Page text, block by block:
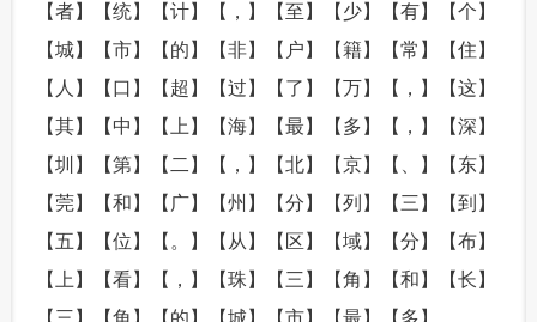
【者】【统】【计】【，】【至】【少】【有】【个】
【城】【市】【的】【非】【户】【籍】【常】【住】
【人】【口】【超】【过】【了】【万】【，】【这】
【其】【中】【上】【海】【最】【多】【，】【深】
【圳】【第】【二】【，】【北】【京】【、】【东】
【莞】【和】【广】【州】【分】【列】【三】【到】
【五】【位】【。】【从】【区】【域】【分】【布】
【上】【看】【，】【珠】【三】【角】【和】【长】
【三】【角】【的】【城】【市】【最】【多】